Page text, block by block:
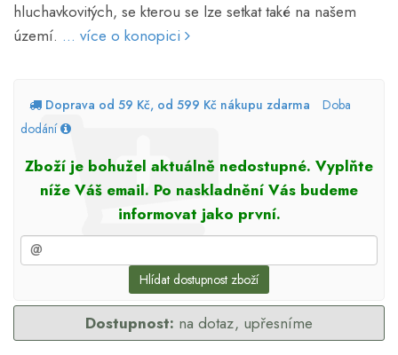
hluchavkovitých, se kterou se lze setkat také na našem
území. ... více o konopici
Doprava od 59 Kč, od 599 Kč nákupu zdarma
Doba
dodání
Zboží je bohužel aktuálně nedostupné. Vyplňte
níže Váš email. Po naskladnění Vás budeme
informovat jako první.
Hlídat dostupnost zboží
Dostupnost: na dotaz, upřesníme